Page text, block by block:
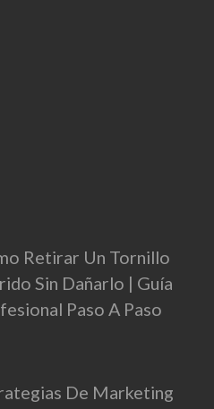
Retirar Un Tornillo
Sin Dañarlo | Guía
Paso A Paso
De Marketing